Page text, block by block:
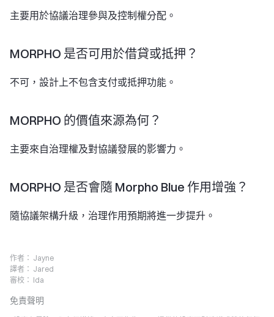
主要用於協議治理參與及控制權分配。
MORPHO 是否可用於借貸或抵押？
不可，設計上不包含支付或抵押功能。
MORPHO 的價值來源為何？
主要來自治理權及對協議發展的影響力。
MORPHO 是否會隨 Morpho Blue 作用增強？
隨協議架構升級，治理作用預期將進一步提升。
作者： Jayne
譯者： Jared
審校： Ida
免責聲明